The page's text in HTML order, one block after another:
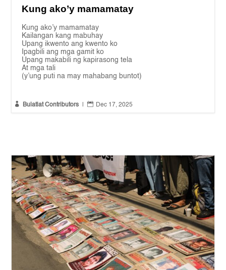
Kung ako’y mamamatay
Kung ako’y mamamatay
Kailangan kang mabuhay
Upang ikwento ang kwento ko
Ipagbili ang mga gamit ko
Upang makabili ng kapirasong tela
At mga tali
(y’ung puti na may mahabang buntot)
 Bulatlat Contributors |  Dec 17, 2025